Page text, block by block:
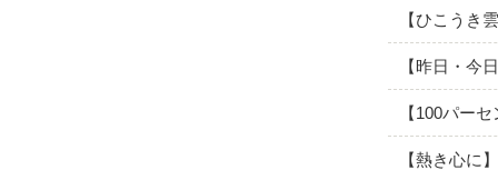
【ひこうき
【昨日・今
【100パー
【熱き心に